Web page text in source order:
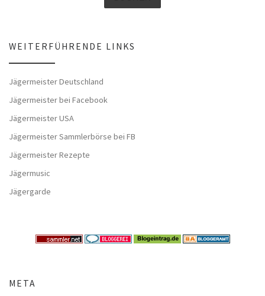
WEITERFÜHRENDE LINKS
Jägermeister Deutschland
Jägermeister bei Facebook
Jägermeister USA
Jägermeister Sammlerbörse bei FB
Jägermeister Rezepte
Jägermusic
Jägergarde
META